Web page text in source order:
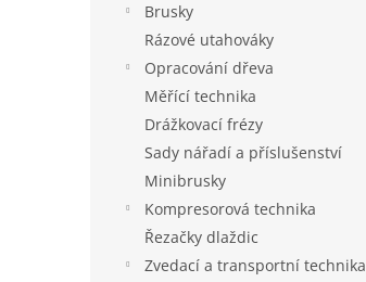
Brusky
Rázové utahováky
Opracování dřeva
Měřící technika
Drážkovací frézy
Sady nářadí a příslušenství
Minibrusky
Kompresorová technika
Řezačky dlaždic
Zvedací a transportní technika